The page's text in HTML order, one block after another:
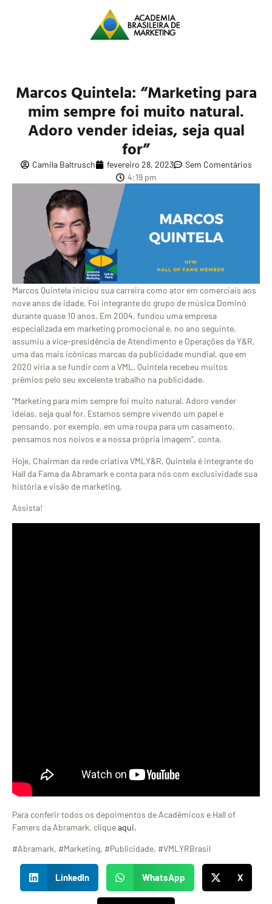
Marcos Quintela: “Marketing para
mim sempre foi muito natural.
Adoro vender ideias, seja qual
for”
Camila Baltrusch fevereiro 28, 2023
Sem Comentários
4:19 pm
Marcos Quintela iniciou sua carreira como ator em comerciais aos
nove anos de idade. Foi integrante do grupo de música Dominó
durante quase 10 anos. Em 2004, fundou uma empresa
especializada em marketing promocional e, no ano seguinte,
assumiu a vice-presidência de Atendimento e Operações da Y&R,
uma das mais icônicas marcas da publicidade mundial, que em
2020 viria a se fundir com a VML. Quintela recebeu muitos
prêmios pelo seu excelente trabalho na publicidade.
“Marketing para mim sempre foi muito natural. Adoro vender
ideias, seja qual for. Estamos sempre vivendo um papel e
pensando, por exemplo, em uma roupa para um casamento,
pensamos nos noivos e a nossa própria imagem”, conta.
Hoje, Chairman da rede criativa VMLY&R, Quintela é integrante do
Hall da Fama da Abramark e conta para nós com exclusividade sua
história e visão de marketing.
Assista!
Para conferir todos os depoimentos de Acadêmicos e Hall of
Famers da Abramark, cliqueaqui.
#Abramark, #Marketing, #Publicidade, #VMLYRBrasil
LinkedIn WhatsApp X